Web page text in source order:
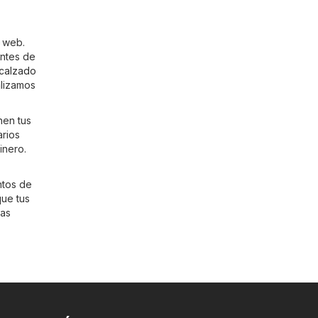
de
tus
de
tus